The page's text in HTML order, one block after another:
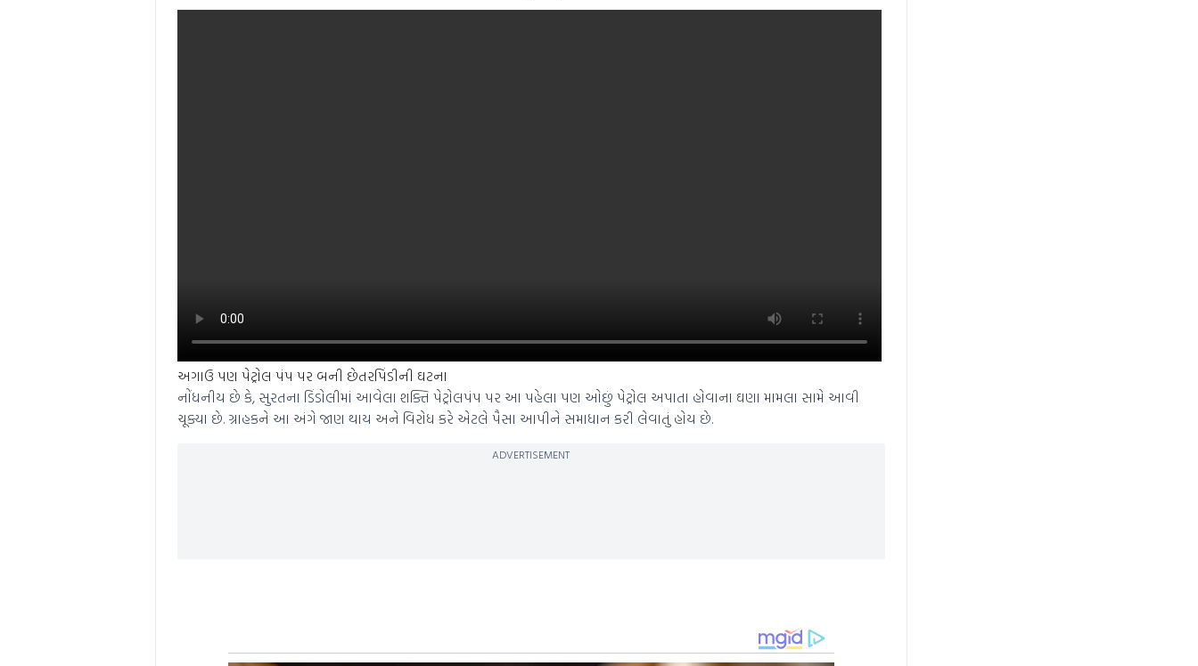
અગાઉ પણ પેટ્રોલ પંપ પર બની છેતરપિંડીની ઘટના
નોંધનીય છે કે, સુરતના ડિંડોલીમાં આવેલા શક્તિ પેટ્રોલપંપ પર આ પહેલા પણ ઓછું પેટ્રોલ અપાતા હોવાના ઘણા મામલા સામે આવી
ચૂક્યા છે. ગ્રાહકને આ અંગે જાણ થાય અને વિરોધ કરે એટલે પૈસા આપીને સમાધાન કરી લેવાતું હોય છે.
ADVERTISEMENT